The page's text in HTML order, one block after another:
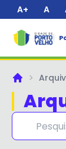
A+ A
Principal